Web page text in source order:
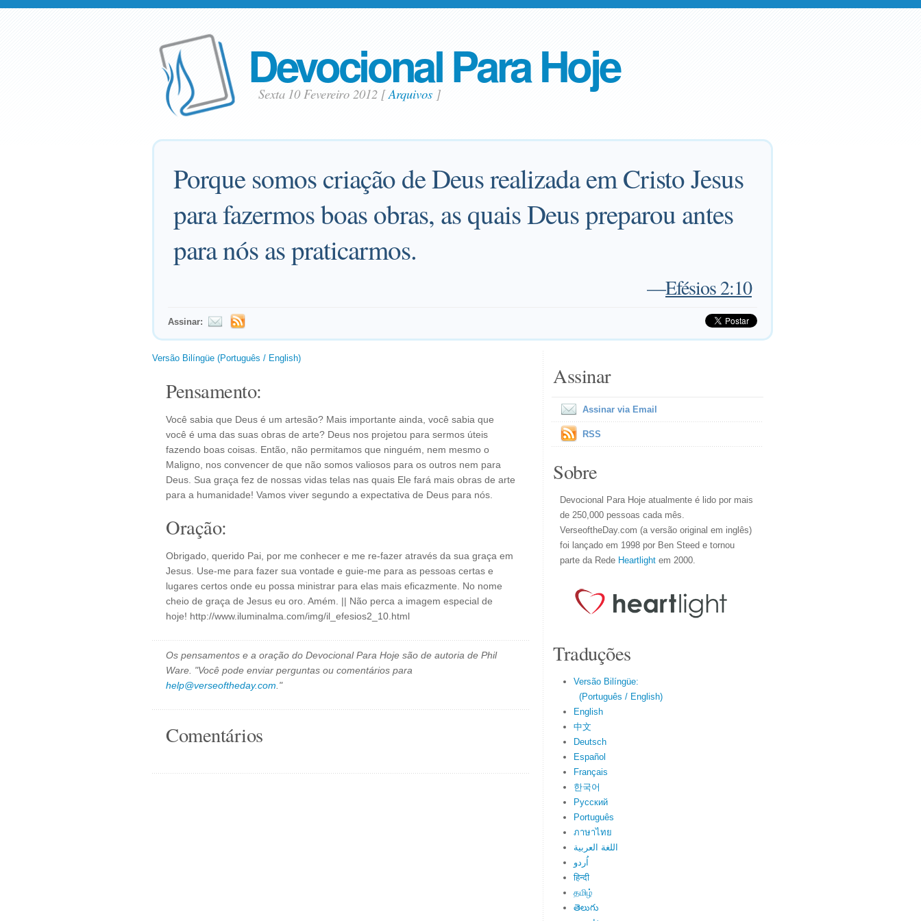
Devocional Para Hoje
Sexta 10 Fevereiro 2012 [Arquivos]
Porque somos criação de Deus realizada em Cristo Jesus
para fazermos boas obras, as quais Deus preparou antes
para nós as praticarmos.
—Efésios 2:10
Assinar:
Versão Bilíngüe (Português / English)
Pensamento:
Você sabia que Deus é um artesão? Mais importante ainda, você sabia que
você é uma das suas obras de arte? Deus nos projetou para sermos úteis
fazendo boas coisas. Então, não permitamos que ninguém, nem mesmo o
Maligno, nos convencer de que não somos valiosos para os outros nem para
Deus. Sua graça fez de nossas vidas telas nas quais Ele fará mais obras de arte
para a humanidade! Vamos viver segundo a expectativa de Deus para nós.
Oração:
Obrigado, querido Pai, por me conhecer e me re-fazer através da sua graça em
Jesus. Use-me para fazer sua vontade e guie-me para as pessoas certas e
lugares certos onde eu possa ministrar para elas mais eficazmente. No nome
cheio de graça de Jesus eu oro. Amém. || Não perca a imagem especial de
hoje! http://www.iluminalma.com/img/il_efesios2_10.html
Os pensamentos e a oração do Devocional Para Hoje são de autoria de Phil
Ware. "Você pode enviar perguntas ou comentários para
help@verseoftheday.com ."
Comentários
Assinar
Assinar via Email
RSS
Sobre
Devocional Para Hoje atualmente é lido por mais
de 250,000 pessoas cada mês.
VerseoftheDay.com (a versão original em inglês)
foi lançado em 1998 por Ben Steed e tornou
parte da Rede Heartlight em 2000.
Traduções
Versão Bilíngüe:
(Português / English)
English
中文
Deutsch
Español
Français
한국어
Русский
Português
ภาษาไทย
اللغة العربية
اُردو
हिन्दी
தமிழ்
తెలుగు